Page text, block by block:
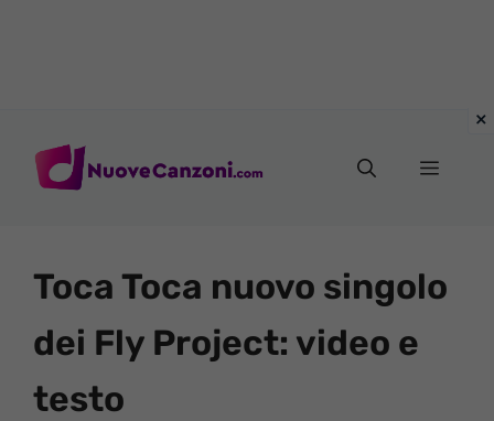
Menu
Toca Toca nuovo singolo
dei Fly Project: video e
testo